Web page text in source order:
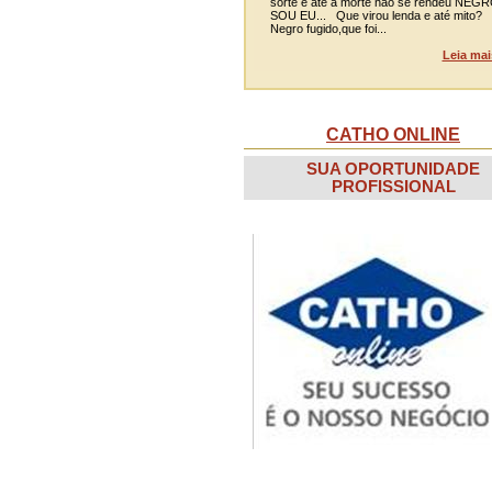
SOU EU... Que virou lenda e até mito?
Negro fugido,que foi...
Leia
CATHO ONLINE
SUA OPORTUNIDADE
PROFISSIONAL